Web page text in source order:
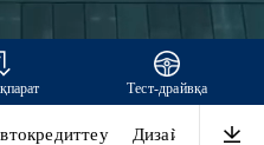
Тест-драйвқа
Дизайн